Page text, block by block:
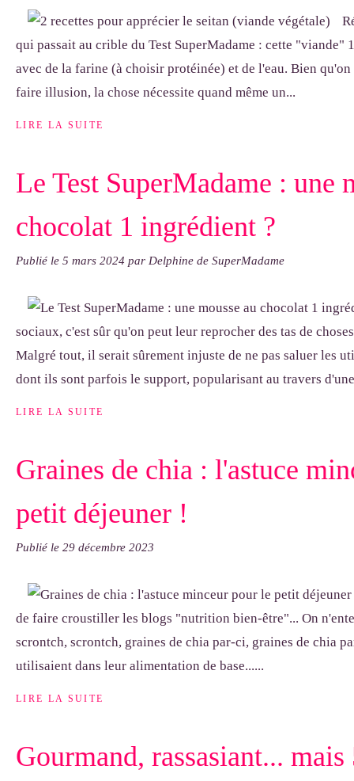
qui passait au crible du Test SuperMadame : cette "viande"
avec de la farine (à choisir protéinée) et de l'eau. Bien
faire illusion, la chose nécessite quand même un...
LIRE LA SUITE
Le Test SuperMadame : une
chocolat 1 ingrédient ?
Publié le 5 mars 2024 par Delphine de SuperMadame
sociaux, c'est sûr qu'on peut leur reprocher des tas de
Malgré tout, il serait sûrement injuste de ne pas saluer les
dont ils sont parfois le support, popularisant au travers
LIRE LA SUITE
Graines de chia : l'astuce
petit déjeuner !
Publié le 29 décembre 2023
de faire croustiller les blogs "nutrition bien-être"... On
scrontch, scrontch, graines de chia par-ci, graines de chia
utilisaient dans leur alimentation de base......
LIRE LA SUITE
Gourmand, rassasiant...